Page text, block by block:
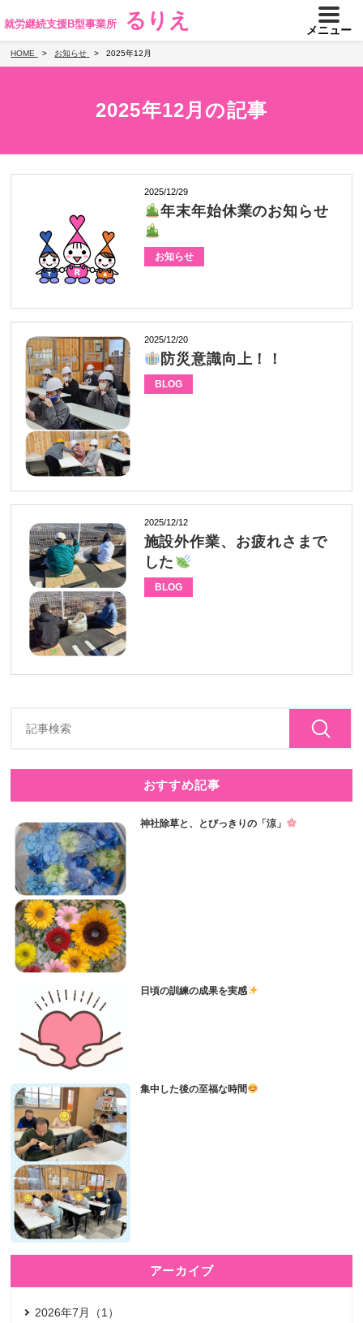
就労継続支援B型事業所 るりえ メニュー
HOME お知らせ 2025年12月
2025年12月の記事
2025/12/29
年末年始休業のお知らせ
お知らせ
2025/12/20
防災意識向上！！
BLOG
2025/12/12
施設外作業、お疲れさまで
した
BLOG
おすすめ記事
神社除草と、とびっきりの「涼」
日頃の訓練の成果を実感
集中した後の至福な時間
アーカイブ
2026年7月（1）